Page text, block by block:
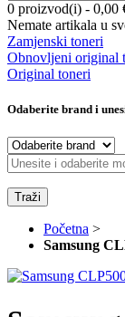
0 proizvod(i) - 0,00
Nemate artikala u
Zamjenski toneri
Obnovljeni original
Original toneri
Odaberite brand i
Traži
Početna >
Samsung